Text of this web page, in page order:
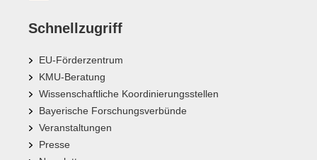
Schnellzugriff
EU-Förderzentrum
KMU-Beratung
Wissenschaftliche Koordinierungsstellen
Bayerische Forschungsverbünde
Veranstaltungen
Presse